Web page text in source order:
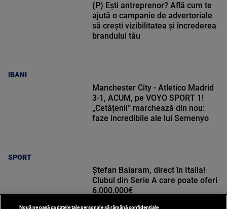
IBANI
(P) Ești antreprenor? Află cum te
ajută o campanie de advertoriale
să crești vizibilitatea și încrederea
brandului tău
SPORT
Manchester City - Atletico Madrid
3-1, ACUM, pe VOYO SPORT 1!
„Cetățenii” marchează din nou:
faze incredibile ale lui Semenyo
Ștefan Baiaram, direct în Italia!
Clubul din Serie A care poate oferi
6.000.000€
Nouă ne pasă ca datele tale personale să rămână confidențiale